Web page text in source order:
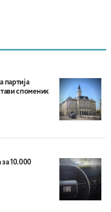
партија
споменик
за 10.000